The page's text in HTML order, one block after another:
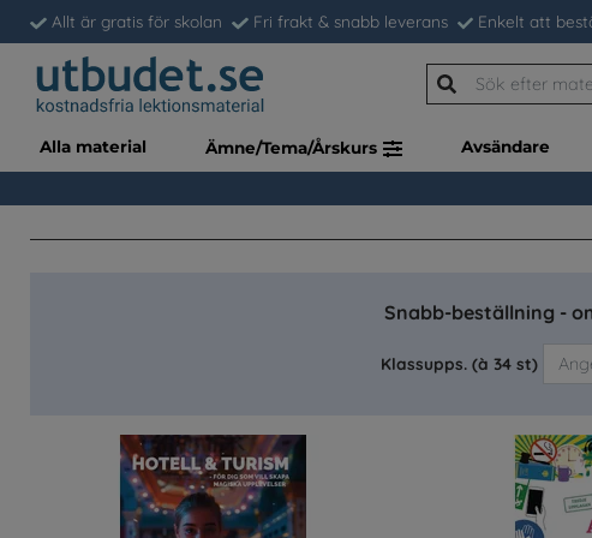
Allt är gratis för skolan Fri frakt & snabb leverans Enkelt att
Alla material Ämne/Tema/Årskurs Avsändare
Snabb-beställning -
Klassupps. (à 34 st)